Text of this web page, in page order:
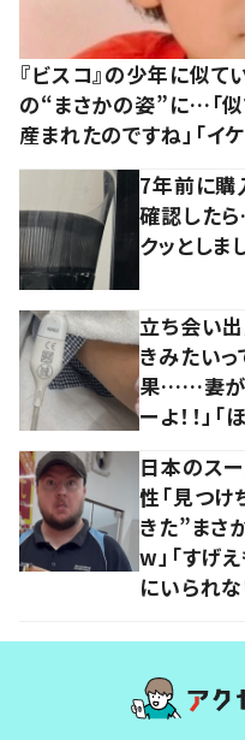
『ビスコ』の少年に似
の“まさかの姿”に…「似
産まれたのですね」「イケ
7年前に
確認した
クッとしま
立ち会い
きみたい
果……妻が
ーよ！！」
日本のス
性「見つけ
きた”まさ
w」「すげ
にいられな